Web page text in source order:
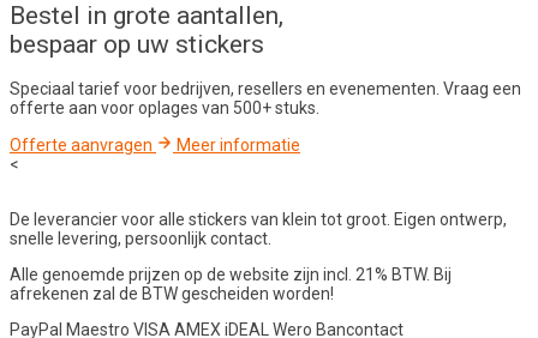
Bestel in grote aantallen,
bespaar op uw stickers
Speciaal tarief voor bedrijven, resellers en evenementen. Vraag een
offerte aan voor oplages van 500+ stuks.
Offerte aanvragen
Meer informatie
<
De leverancier voor alle stickers van klein tot groot. Eigen ontwerp,
snelle levering, persoonlijk contact.
Alle genoemde prijzen op de website zijn incl. 21% BTW. Bij
afrekenen zal de BTW gescheiden worden!
PayPal Maestro VISAAMEXiDEALWero Bancontact